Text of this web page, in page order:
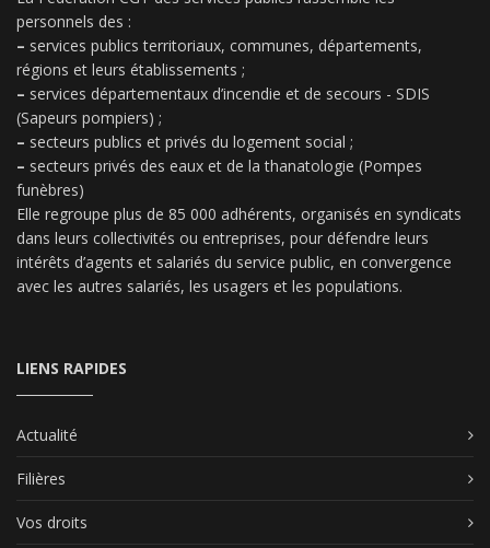
personnels des :
– services publics territoriaux, communes, départements,
régions et leurs établissements ;
– services départementaux d’incendie et de secours - SDIS
(Sapeurs pompiers) ;
– secteurs publics et privés du logement social ;
– secteurs privés des eaux et de la thanatologie (Pompes
funèbres)
Elle regroupe plus de 85 000 adhérents, organisés en syndicats
dans leurs collectivités ou entreprises, pour défendre leurs
intérêts d’agents et salariés du service public, en convergence
avec les autres salariés, les usagers et les populations.
LIENS RAPIDES
Actualité
Filières
Vos droits